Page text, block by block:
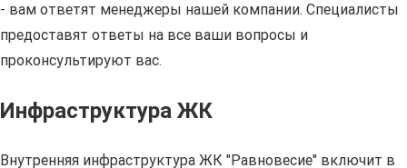
- вам ответят менеджеры нашей компании. Специалисты
предоставят ответы на все ваши вопросы и
проконсультируют вас.
Инфраструктура ЖК
Внутренняя инфраструктура ЖК "Равновесие" включит в